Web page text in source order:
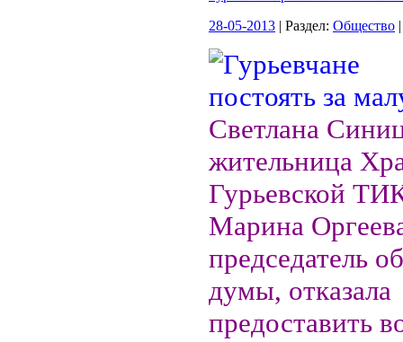
28-05-2013 | Раздел: Общество
Светлана
жительница
Гурьевской
Марина
председатель
думы, отказала
предоставить